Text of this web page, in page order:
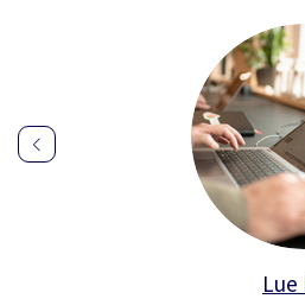
saatava
palvelun
Business Partner, M-Files